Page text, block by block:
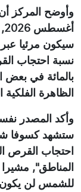
سيكون مرئيا
بالمائة في بعض
الظاهرة
وأكد المصدر
ستشهد كسوفا
احتجاب القرص
المناطق",
للشمس لن يكون